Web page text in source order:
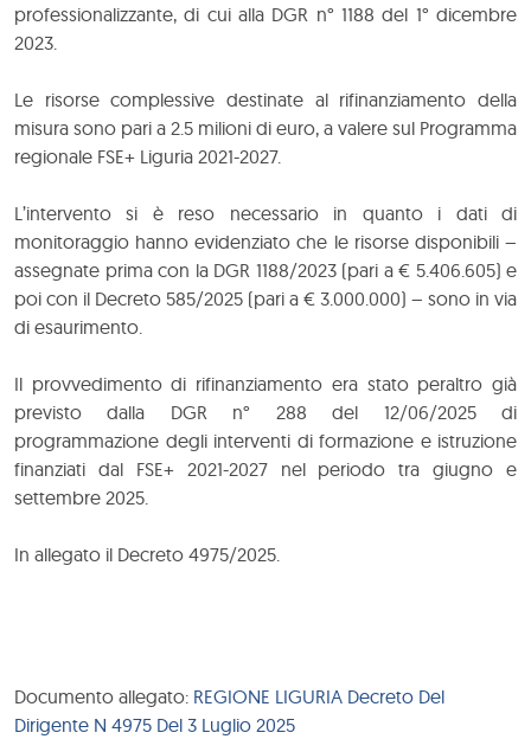
professionalizzante, di cui alla DGR n° 1188 del 1° dicembre
2023.
Le risorse complessive destinate al rifinanziamento della
misura sono pari a 2.5 milioni di euro, a valere sul Programma
regionale FSE+ Liguria 2021-2027.
L’intervento si è reso necessario in quanto i dati di
monitoraggio hanno evidenziato che le risorse disponibili –
assegnate prima con la DGR 1188/2023 (pari a € 5.406.605) e
poi con il Decreto 585/2025 (pari a € 3.000.000) – sono in via
di esaurimento.
Il provvedimento di rifinanziamento era stato peraltro già
previsto dalla DGR n° 288 del 12/06/2025 di
programmazione degli interventi di formazione e istruzione
finanziati dal FSE+ 2021-2027 nel periodo tra giugno e
settembre 2025.
In allegato il Decreto 4975/2025.
Documento allegato: REGIONE LIGURIA Decreto Del
Dirigente N 4975 Del 3 Luglio 2025